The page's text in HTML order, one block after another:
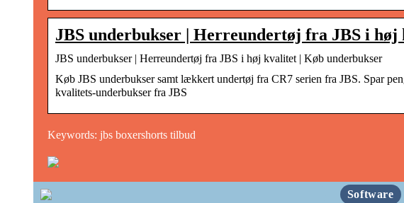
JBS underbukser | Herreundertøj fra JBS i
JBS underbukser | Herreundertøj fra JBS i høj kvalitet | Køb underbukser
Køb JBS underbukser samt lækkert undertøj fra CR7 serien fra JBS. Spar
kvalitets-underbukser fra JBS
Keywords: jbs boxershorts tilbud
Software